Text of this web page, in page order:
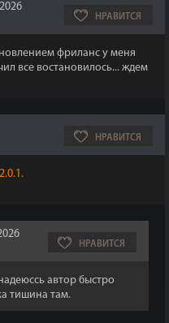
НРАВИТСЯ
фриланс у меня
все востановилось... ждем
НРАВИТСЯ
НРАВИТСЯ
автор быстро
тишина там.